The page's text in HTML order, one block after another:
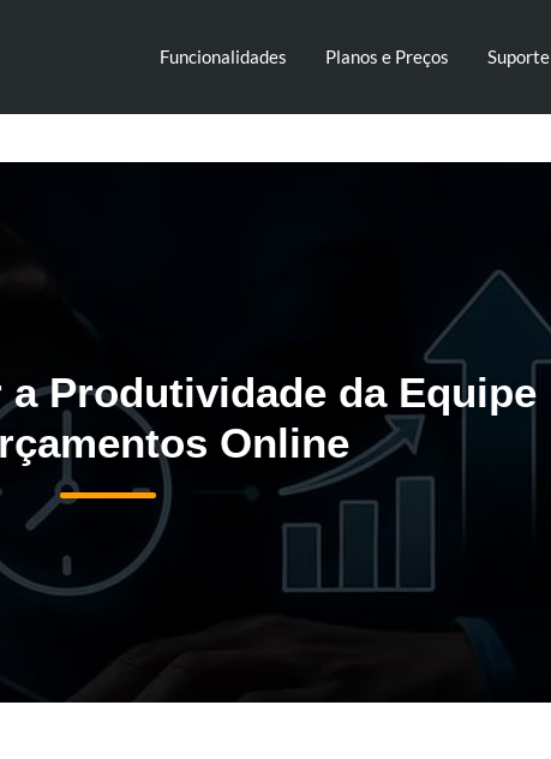
Funcionalidades Planos e Preços Suporte
Produtividade da Equipe
Online